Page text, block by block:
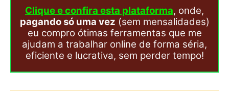
Clique e confira esta plataforma, onde,
pagando só uma vez (sem mensalidades)
eu compro ótimas ferramentas que me
ajudam a trabalhar online de forma séria,
eficiente e lucrativa, sem perder tempo!